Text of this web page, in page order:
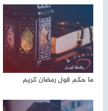
ما حكم قول رمضان كريم